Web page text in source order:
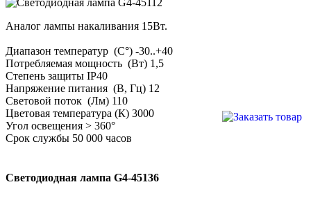
Аналог лампы накаливания 15Вт.
Диапазон температур (С°) -30..+40
Потребляемая мощность (Вт) 1,5
Степень защиты IP40
Напряжение питания (В, Гц) 12
Световой поток (Лм) 110
Цветовая температура (К) 3000
Угол освещения > 360°
Срок службы 50 000 часов
Светодиодная лампа G4-45136